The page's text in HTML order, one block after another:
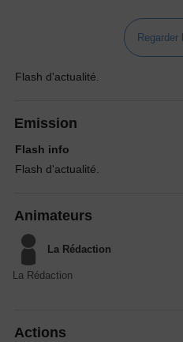
Regarder
Flash d'actualité.
Emission
Flash info
Flash d'actualité.
Animateurs
La Rédaction
La Rédaction
Actions